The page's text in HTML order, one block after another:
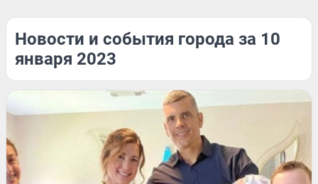
Новости и события города за 10
января 2023